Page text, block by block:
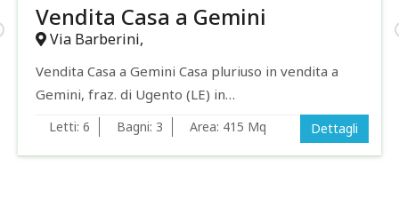
Vendesi Antico Locale Tuglie
Via Varese
Vendesi antico locale Tuglie Locale Deposito e
Appartamento con volte a stella Vendesi Antico